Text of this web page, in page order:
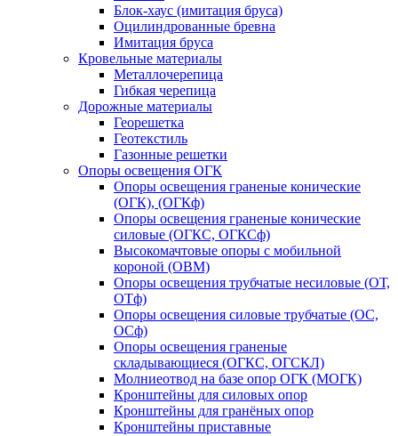
Блок-хаус (имитация бруса)
Оцилиндрованные бревна
Имитация бруса
Кровельные материалы
Металлочерепица
Гибкая черепица
Дорожные материалы
Георешетка
Геотекстиль
Газонные решетки
Опоры освещения ОГК
Опоры освещения граненые конические
(ОГК), (ОГКф)
Опоры освещения граненые конические
силовые (ОГКС, ОГКСф)
Высокомачтовые опоры с мобильной
короной (ОВМ)
Опоры освещения трубчатые несиловые (ОТ,
ОТф)
Опоры освещения силовые трубчатые (ОС,
ОСф)
Опоры освещения граненые
складывающиеся (ОГКС, ОГСКЛ)
Молниеотвод на базе опор ОГК (МОГК)
Кронштейны для силовых опор
Кронштейны для гранёных опор
Кронштейны приставные